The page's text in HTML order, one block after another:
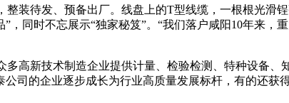
装待发、预备出厂。线盘上的T型线缆，一根根光滑
，同时不忘展示“独家秘笈”。“我们落户咸阳10年来
高新技术制造企业提供计量、检验检测、特种设备
司的企业逐步成长为行业高质量发展标杆，有的还获